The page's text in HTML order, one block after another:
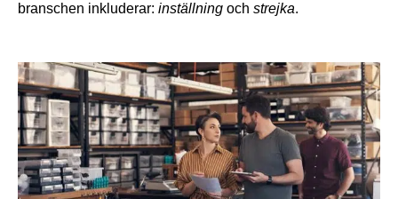
branschen inkluderar: inställning och strejka.